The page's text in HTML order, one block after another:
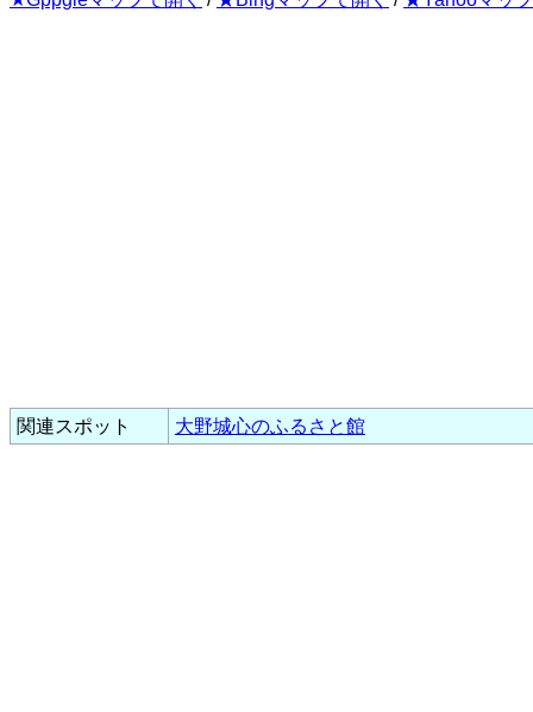
関連スポット 大野城心のふるさと館